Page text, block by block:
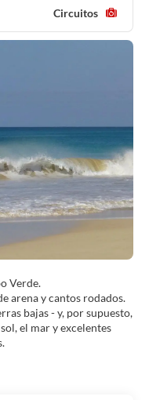
Circuitos
Verde.
arena y cantos rodados.
bajas - y, por supuesto,
el mar y excelentes